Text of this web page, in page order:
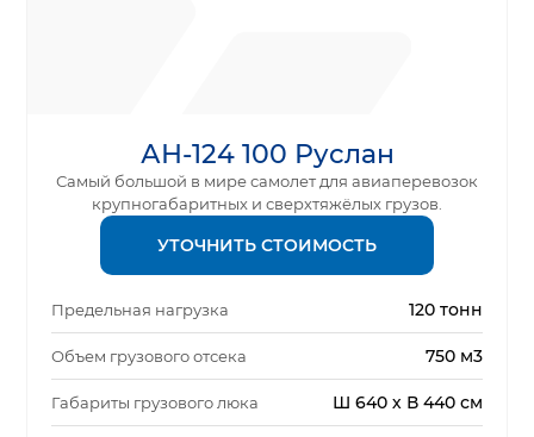
АН-124 100 Руслан
Самый большой в мире самолет для авиаперевозок
крупногабаритных и сверхтяжёлых грузов.
УТОЧНИТЬ СТОИМОСТЬ
Предельная нагрузка 120 тонн
Объем грузового отсека 750 м3
Габариты грузового люка Ш 640 х В 440 см